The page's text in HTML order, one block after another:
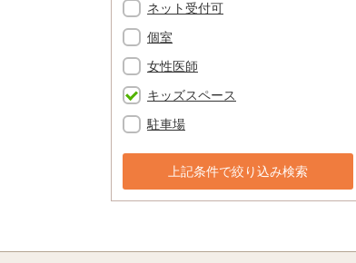
ネット受付可
個室
女性医師
キッズスペース
駐車場
上記条件で絞り込み検索